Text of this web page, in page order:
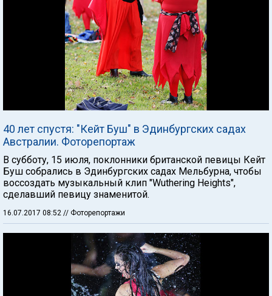
40 лет спустя: "Кейт Буш" в Эдинбургских садах
Австралии. Фоторепортаж
В субботу, 15 июля, поклонники британской певицы Кейт
Буш собрались в Эдинбургских садах Мельбурна, чтобы
воссоздать музыкальный клип "Wuthering Heights",
сделавший певицу знаменитой.
16.07.2017 08:52 // Фоторепортажи